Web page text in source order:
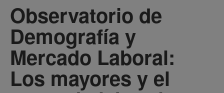
Observatorio de
Demografía y
Mercado Laboral:
Los mayores y el